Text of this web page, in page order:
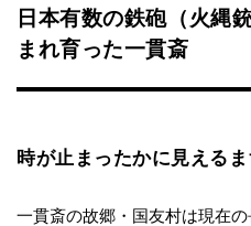
日本有数の鉄砲（火縄
まれ育った一貫斎
時が止まったかに見えるま
一貫斎の故郷・国友村は現在